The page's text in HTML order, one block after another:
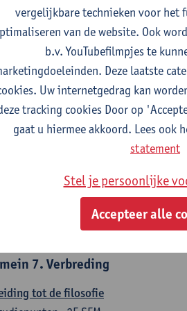
1E/2E SEM
studiepunten
Tom Van Caneghem
6. Kwantitatieve
statistiek en kansrekenen
2E SEM
studiepunten
Stephan Van der Veeken
methoden en technieken
1E/2E SEM
Ida Ruts
7. Verbreding
tot de filosofie
vergelijkbare technieken voor het
van de website. Ook
b.v. YouTubefilmpjes te
Deze laatste
Uw internetgedrag kan
tracking cookies Door op
gaat u hiermee akkoord. Lees ook
statement
Stel je persoonlijke
Accepteer alle